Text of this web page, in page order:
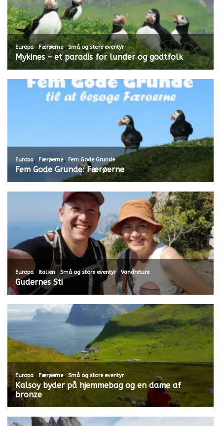
Europa,Færøerne,Små og store eventyr
Mykines – et paradis for lunder og godtfolk
Europa, Færøerne, Fem Gode Grunde
Fem Gode Grunde: Færøerne
Europa, Italien,Små og store eventyr, Vandreture
Gudernes Sti
Europa, Færøerne, Små og store eventyr
Kalsoy byder på hjemmebag og en dame af
bronze